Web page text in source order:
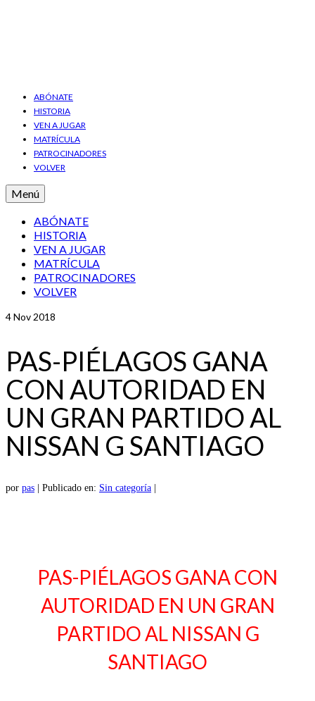
ABÓNATE
HISTORIA
VEN A JUGAR
MATRÍCULA
PATROCINADORES
VOLVER
Menú
ABÓNATE
HISTORIA
VEN A JUGAR
MATRÍCULA
PATROCINADORES
VOLVER
4Nov 2018
PAS-PIÉLAGOS GANA
CON AUTORIDAD EN
UN GRAN PARTIDO AL
NISSAN G SANTIAGO
por pas Publicado en: Sin categoría
PAS-PIÉLAGOS GANA CON
AUTORIDAD EN UN GRAN
PARTIDO AL NISSAN G
SANTIAGO